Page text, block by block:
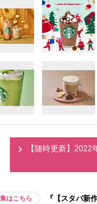
【随時更新】
はこちら
『【スタバ新